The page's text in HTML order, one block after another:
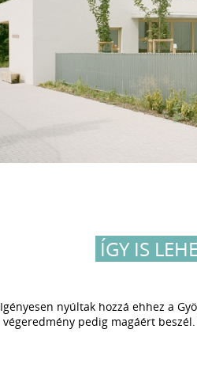
ÍGY IS
Igényesen nyúltak hozzá ehhez a
végeredmény pedig magáért